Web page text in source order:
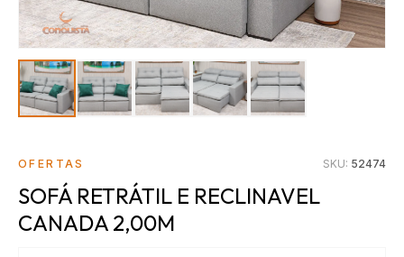
OFERTAS SKU: 52474
SOFÁ RETRÁTIL E RECLINAVEL
CANADA 2,00M